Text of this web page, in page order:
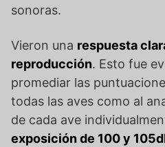
sonoras.
Vieron una respuesta
reproducción. Esto fue
promediar las
todas las aves como al
de cada ave
exposición de 100 y